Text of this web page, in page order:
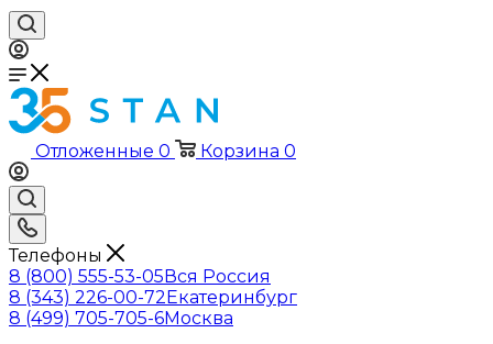
Отложенные 0 Корзина 0
Телефоны
8 (800) 555-53-05Вся Россия
8 (343) 226-00-72Екатеринбург
8 (499) 705-705-6Москва